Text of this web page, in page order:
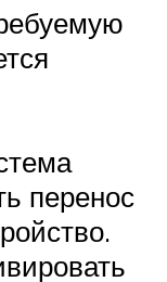
перенос